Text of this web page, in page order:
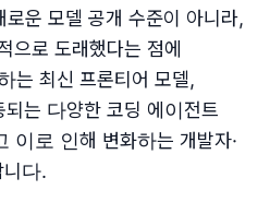
운 모델 공개 수준이 아니라,
으로 도래했다는 점에
는 최신 프론티어 모델,
는 다양한 코딩 에이전트
로 인해 변화하는 개발자·
니다.